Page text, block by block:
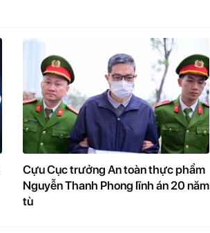
Cựu Cục trưởng An toàn thực phẩm
Nguyễn Thanh Phong lĩnh án 20 năm
tù